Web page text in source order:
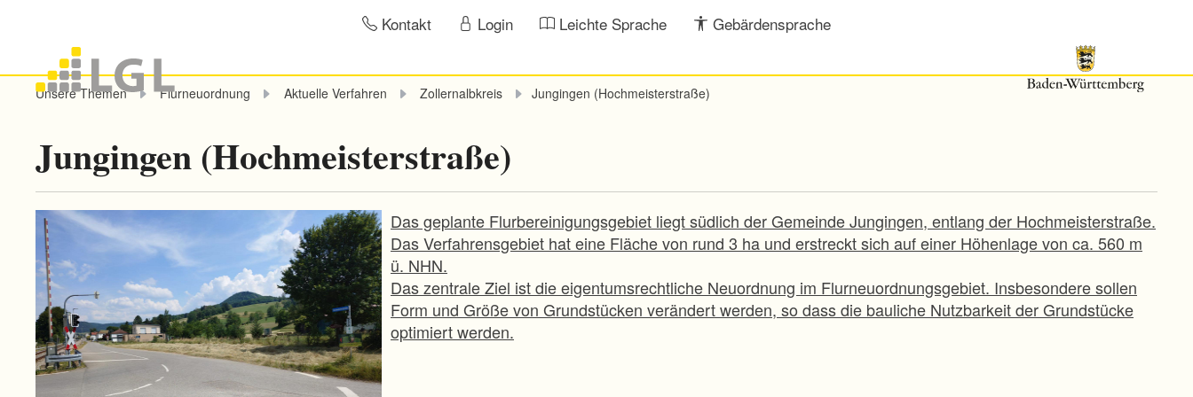
Kontakt Login Leichte Sprache Gebärdensprache
Unsere Themen Flurneuordnung Aktuelle Verfahren Zollernalbkreis Jungingen (Hochmeisterstraße)
Jungingen (Hochmeisterstraße)
Das geplante Flurbereinigungsgebiet liegt südlich der Gemeinde Jungingen, entlang der Hochmeisterstraße.
Das Verfahrensgebiet hat eine Fläche von rund 3 ha und erstreckt sich auf einer Höhenlage von ca. 560 m
ü. NHN.
Das zentrale Ziel ist die eigentumsrechtliche Neuordnung im Flurneuordnungsgebiet. Insbesondere sollen
Form und Größe von Grundstücken verändert werden, so dass die bauliche Nutzbarkeit der Grundstücke
optimiert werden.